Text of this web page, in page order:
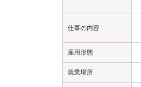
仕事の内容
雇用形態
就業場所